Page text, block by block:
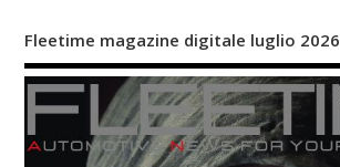
Fleetime magazine digitale luglio 2026